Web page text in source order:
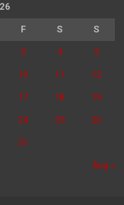
F S S
3 4 5
10 11 12
17 18 19
24 25 26
31
Aug »